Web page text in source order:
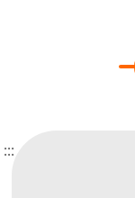
:::